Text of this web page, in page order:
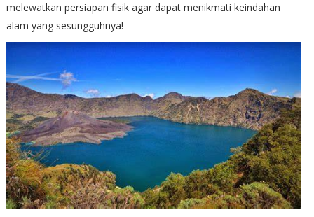
melewatkan persiapan fisik agar dapat menikmati keindahan
alam yang sesungguhnya!